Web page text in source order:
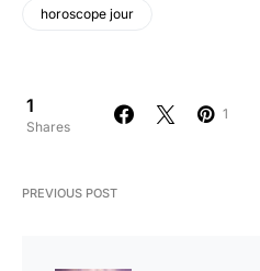
horoscope jour
1
Shares
1
PREVIOUS POST